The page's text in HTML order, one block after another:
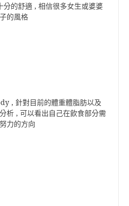
分的舒適 , 相信很多女生或婆婆
的風格
, 針對目前的體重體脂肪以及
析 , 可以看出自己在飲食部分需
力的方向